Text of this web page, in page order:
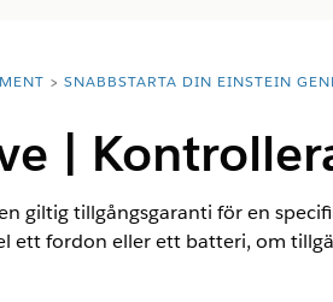
SNABBSTARTA DIN EINSTEIN
|
giltig tillgångsgaranti för en
ett fordon eller ett batteri, om